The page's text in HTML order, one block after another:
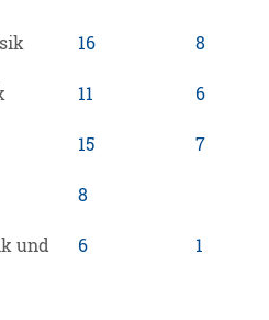
16 8
11 6
15 7
8
und
6 1